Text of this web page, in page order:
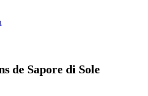
de Sapore di Sole